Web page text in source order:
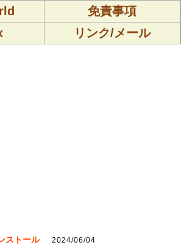
免責事項
リンク/メール
ストール 2024/06/04